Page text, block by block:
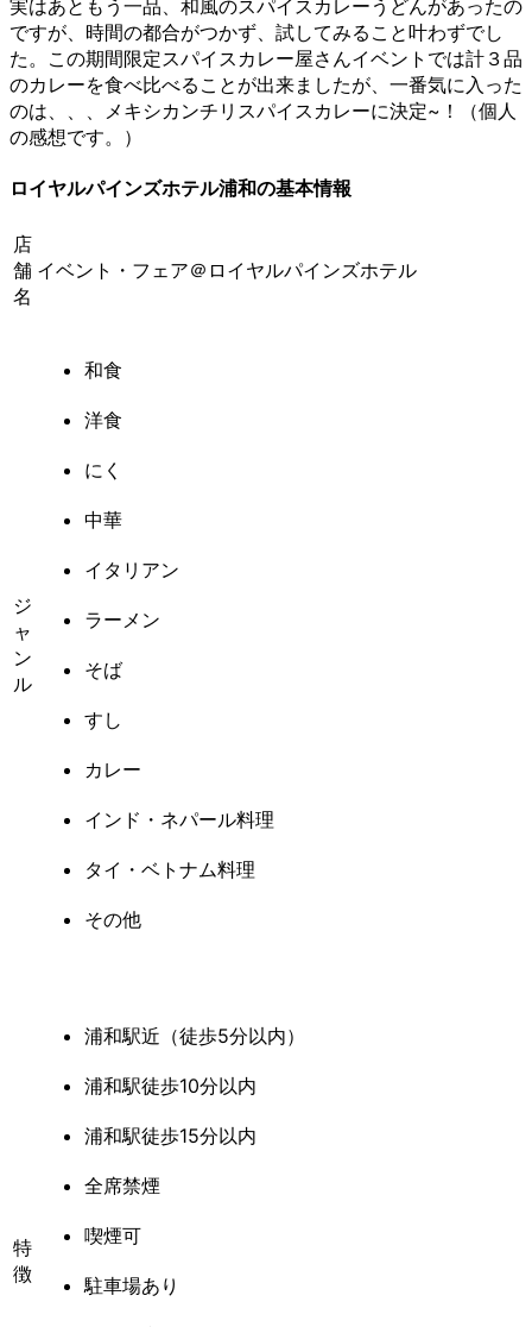
実はあともう一品、和風のスパイスカレーうどんがあったの
ですが、時間の都合がつかず、試してみること叶わずでし
た。この期間限定スパイスカレー屋さんイベントでは計３品
のカレーを食べ比べることが出来ましたが、一番気に入った
のは、、、メキシカンチリスパイスカレーに決定~！（個人
の感想です。）
ロイヤルパインズホテル浦和の基本情報
店
舗
名
イベント・フェア＠ロイヤルパインズホテル
ジ
ャ
ン
ル
和食
洋食
にく
中華
イタリアン
ラーメン
そば
すし
カレー
インド・ネパール料理
タイ・ベトナム料理
その他
特
徴
浦和駅近（徒歩5分以内）
浦和駅徒歩10分以内
浦和駅徒歩15分以内
全席禁煙
喫煙可
駐車場あり